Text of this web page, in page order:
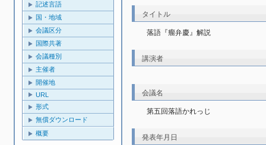
記述言語
国・地域
会議区分
国際共著
会議種別
主催者
開催地
URL
形式
無償ダウンロード
概要
タイトル
落語『瘤弁慶』解説
講演者
会議名
第五回落語かれっじ
発表年月日